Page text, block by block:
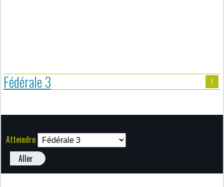
Fédérale 3 1
Atteindre
Aller